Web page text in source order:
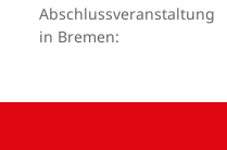
Abschlussveranstaltung
in Bremen: